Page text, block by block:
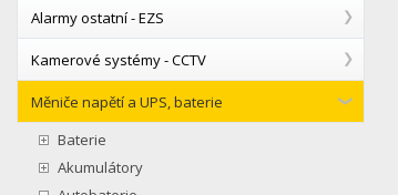
Alarmy ostatní - EZS
Kamerové systémy - CCTV
Měniče napětí a UPS, baterie
Baterie
Akumulátory